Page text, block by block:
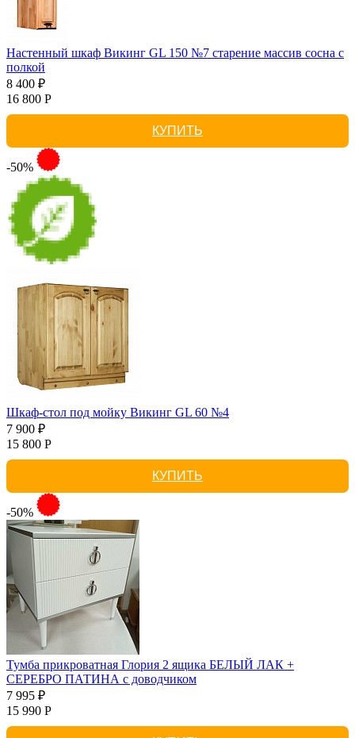
Настенный шкаф Викинг GL 150 №7 старение массив сосна с
полкой
8 400 ₽
16 800 Р
КУПИТЬ
-50%
Шкаф-стол под мойку Викинг GL 60 №4
7 900 ₽
15 800 Р
КУПИТЬ
-50%
Тумба прикроватная Глория 2 ящика БЕЛЫЙ ЛАК +
СЕРЕБРО ПАТИНА с доводчиком
7 995 ₽
15 990 Р